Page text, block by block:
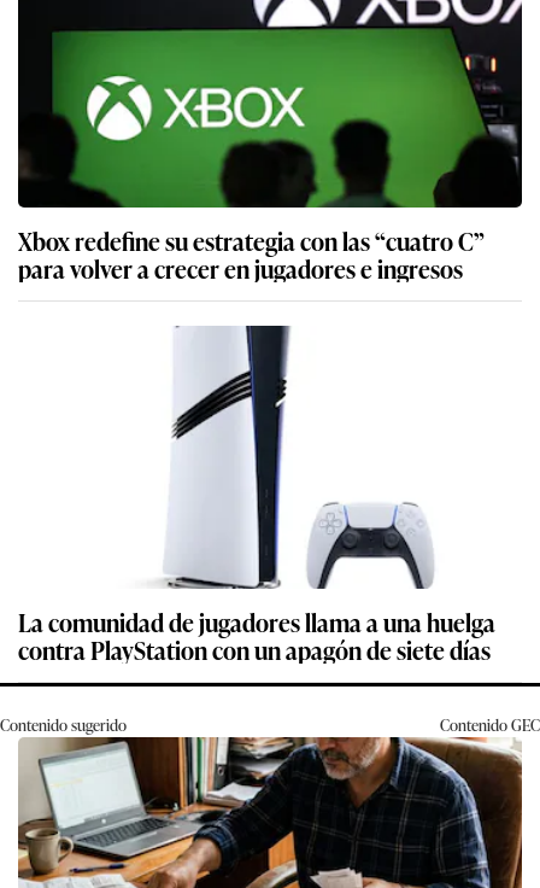
Xbox redefine su estrategia con las “cuatro C”
para volver a crecer en jugadores e ingresos
La comunidad de jugadores llama a una huelga
contra PlayStation con un apagón de siete días
Contenido sugerido ContenidoGEC